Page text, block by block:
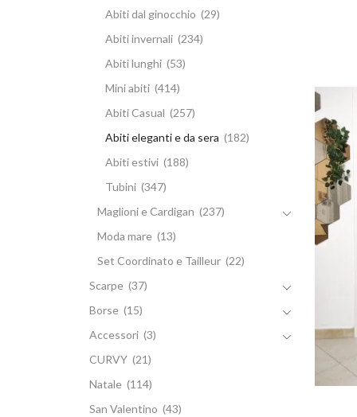
Abiti dal ginocchio (29)
Abiti invernali (234)
Abiti lunghi (53)
Mini abiti (414)
Abiti Casual (257)
Abiti eleganti e da sera (182)
Abiti estivi (188)
Tubini (347)
Maglioni e Cardigan (237)
Moda mare (13)
Set Coordinato e Tailleur (22)
Scarpe (37)
Borse (15)
Accessori (3)
CURVY (21)
Natale (114)
San Valentino (43)